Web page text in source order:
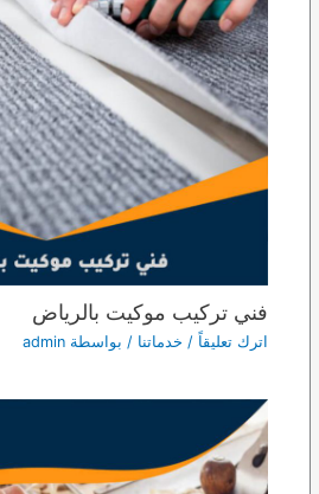
فني تركيب موكيت بالرياض
اترك تعليقاً / خدماتنا / بواسطة admin